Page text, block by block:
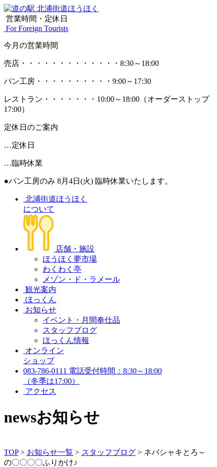
営業時間・定休日
For Foreign Tourists
今月の営業時間
売店 ・・・・・・・・・・・・・ 8:30～18:00
パン工房 ・・・・・・・・・・ 9:00～17:30
レストラン ・・・・・・・ 10:00～18:00 （オーダーストップ
17:00）
定休日のご案内
…定休日
…臨時休業
●パン工房のみ 8月4日(火) 臨時休業いたします。
北浦街道ほうほく
について
店舗・施設
ほうほく夢市場
わくわく亭
メゾン・ド・ラメール
観光案内
ほっくん
お知らせ
イベント・月間奉仕品
スタッフブログ
ほっくん情報
オンライン
ショップ
083-786-0111 電話受付時間：8:30～18:00
（冬季は17:00）
アクセス
newsお知らせ
TOP> お知らせ一覧 > スタッフブログ > ネバシャキとろ～
の〇〇〇〇ふりかけ♪